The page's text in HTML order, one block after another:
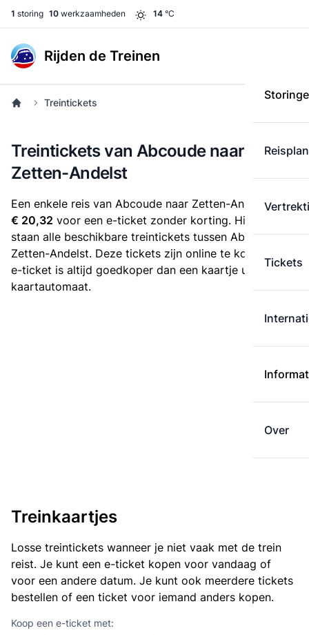
1 storing 10 werkzaamheden 14 °C
Rijden de Treinen
Tickets
Over
Treintickets
Treintickets van Abcoude naar
Zetten-Andelst
Een enkele reis van Abcoude naar Zetten-Andelst kost
€ 20,32 voor een e-ticket zonder korting. Hieronder
staan alle beschikbare treintickets tussen Abcoude en
Zetten-Andelst. Deze tickets zijn online te koop. Een
e-ticket is altijd goedkoper dan een kaartje uit de
kaartautomaat.
Treinkaartjes
Losse treintickets wanneer je niet vaak met de trein
reist. Je kunt een e-ticket kopen voor vandaag of
voor een andere datum. Je kunt ook meerdere tickets
bestellen of een ticket voor iemand anders kopen.
Koop een e-ticket met: